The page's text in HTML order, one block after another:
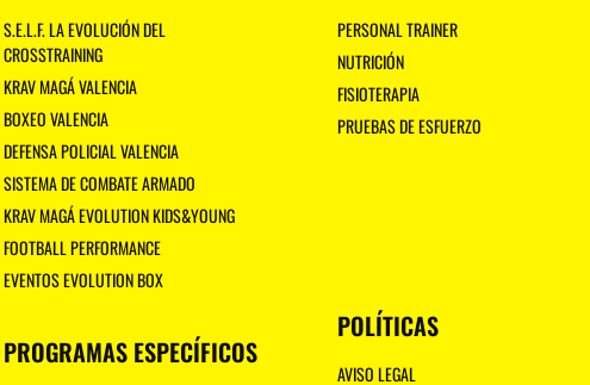
S.E.L.F. LA EVOLUCIÓN DEL
CROSSTRAINING
KRAV MAGÁ VALENCIA
BOXEO VALENCIA
DEFENSA POLICIAL VALENCIA
SISTEMA DE COMBATE ARMADO
KRAV MAGÁ EVOLUTION KIDS&YOUNG
FOOTBALL PERFORMANCE
EVENTOS EVOLUTION BOX
PROGRAMAS ESPECÍFICOS
PERSONAL TRAINER
NUTRICIÓN
FISIOTERAPIA
PRUEBAS DE ESFUERZO
POLÍTICAS
AVISO LEGAL